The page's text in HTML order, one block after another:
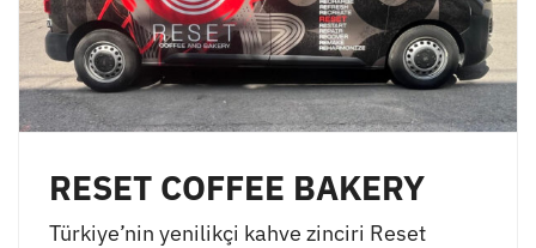
RESET COFFEE BAKERY
Türkiye’nin yenilikçi kahve zinciri Reset